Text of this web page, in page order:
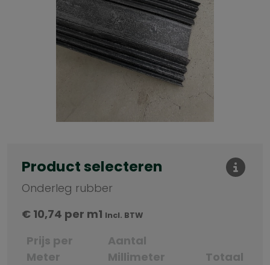
Product selecteren
Onderleg rubber
€ 10,74 per m1 Incl. BTW
Prijs per
Meter
Aantal
Millimeter
Totaal